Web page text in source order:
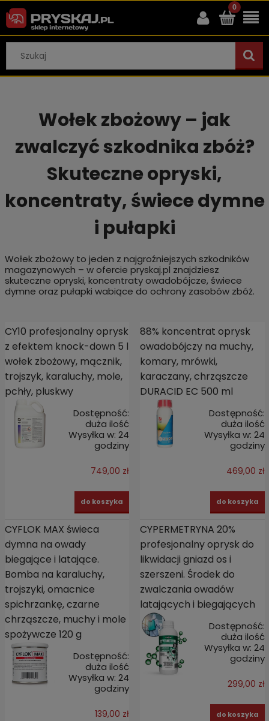
Wołek zbożowy – jak
zwalczyć szkodnika zbóż?
Skuteczne opryski,
koncentraty, świece dymne
i pułapki
Wołek zbożowy to jeden z najgroźniejszych szkodników
magazynowych – w ofercie pryskaj.pl znajdziesz
skuteczne opryski, koncentraty owadobójcze, świece
dymne oraz pułapki wabiące do ochrony zasobów zbóż.
CY10 profesjonalny oprysk
z efektem knock-down 5 l
wołek zbożowy, mącznik,
trojszyk, karaluchy, mole,
pchły, pluskwy
Dostępność:
duża ilość
Wysyłka w: 24
godziny
749,00 zł
do koszyka
88% koncentrat oprysk
owadobójczy na muchy,
komary, mrówki,
karaczany, chrząszcze
DURACID EC 500 ml
Dostępność:
duża ilość
Wysyłka w: 24
godziny
469,00 zł
do koszyka
CYFLOK MAX świeca
dymna na owady
biegające i latające.
Bomba na karaluchy,
trojszyki, omacnice
spichrzankę, czarne
chrząszcze, muchy i mole
spożywcze 120 g
Dostępność:
duża ilość
Wysyłka w: 24
godziny
139,00 zł
CYPERMETRYNA 20%
profesjonalny oprysk do
likwidacji gniazd os i
szerszeni. Środek do
zwalczania owadów
latających i biegających
Dostępność:
duża ilość
Wysyłka w: 24
godziny
299,00 zł
do koszyka